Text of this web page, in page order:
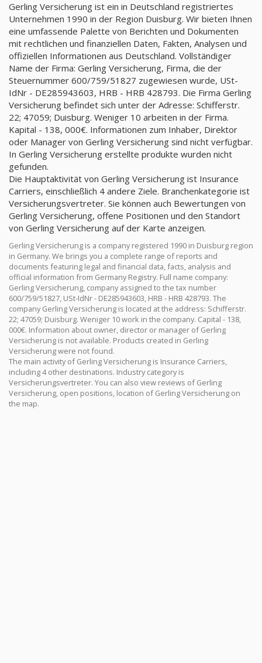
Gerling Versicherung ist ein in Deutschland registriertes
Unternehmen 1990 in der Region Duisburg. Wir bieten Ihnen
eine umfassende Palette von Berichten und Dokumenten
mit rechtlichen und finanziellen Daten, Fakten, Analysen und
offiziellen Informationen aus Deutschland. Vollständiger
Name der Firma: Gerling Versicherung, Firma, die der
Steuernummer 600/759/51827 zugewiesen wurde, USt-
IdNr - DE285943603, HRB - HRB 428793. Die Firma Gerling
Versicherung befindet sich unter der Adresse: Schifferstr.
22; 47059; Duisburg. Weniger 10 arbeiten in der Firma.
Kapital - 138, 000€. Informationen zum Inhaber, Direktor
oder Manager von Gerling Versicherung sind nicht verfügbar.
In Gerling Versicherung erstellte produkte wurden nicht
gefunden.
Die Hauptaktivität von Gerling Versicherung ist Insurance
Carriers, einschließlich 4 andere Ziele. Branchenkategorie ist
Versicherungsvertreter. Sie können auch Bewertungen von
Gerling Versicherung, offene Positionen und den Standort
von Gerling Versicherung auf der Karte anzeigen.
Gerling Versicherung is a company registered 1990 in Duisburg region
in Germany. We brings you a complete range of reports and
documents featuring legal and financial data, facts, analysis and
official information from Germany Registry. Full name company:
Gerling Versicherung, company assigned to the tax number
600/759/51827, USt-IdNr - DE285943603, HRB - HRB 428793. The
company Gerling Versicherung is located at the address: Schifferstr.
22; 47059; Duisburg. Weniger 10 work in the company. Capital - 138,
000€. Information about owner, director or manager of Gerling
Versicherung is not available. Products created in Gerling
Versicherung were not found.
The main activity of Gerling Versicherung is Insurance Carriers,
including 4 other destinations. Industry category is
Versicherungsvertreter. You can also view reviews of Gerling
Versicherung, open positions, location of Gerling Versicherung on
the map.